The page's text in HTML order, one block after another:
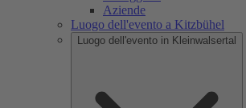
Aziende
Luogo dell'evento a Kitzbühel
Luogo dell'evento in Kleinwalsertal